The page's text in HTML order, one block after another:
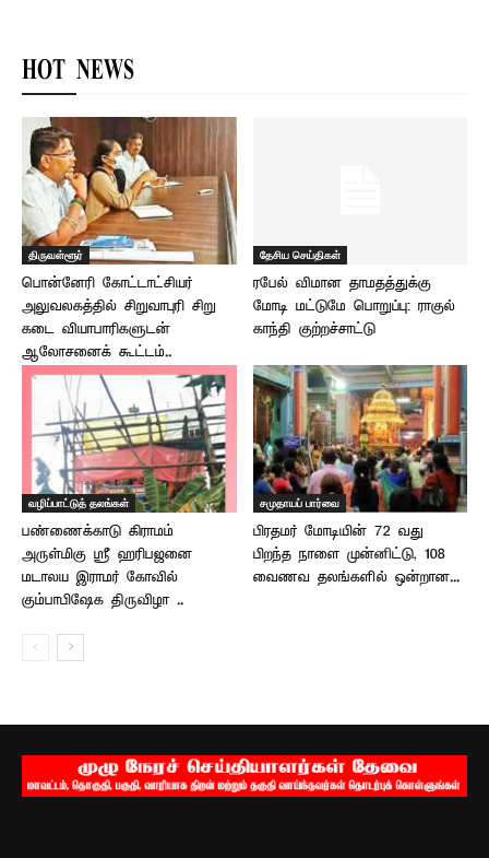
HOT NEWS
திருவள்ளூர்
பொன்னேரி கோட்டாட்சியர்
அலுவலகத்தில் சிறுவாபுரி சிறு
கடை வியாபாரிகளுடன்
ஆலோசனைக் கூட்டம்..
தேசிய செய்திகள்
ரபேல் விமான தாமதத்துக்கு
மோடி மட்டுமே பொறுப்பு: ராகுல்
காந்தி குற்றச்சாட்டு
வழிப்பாட்டுத் தலங்கள்
பண்ணைக்காடு கிராமம்
அருள்மிகு ஸ்ரீ ஹரிபஜனை
மடாலய இராமர் கோவில்
கும்பாபிஷேக திருவிழா ..
சமுதாயப் பார்வை
பிரதமர் மோடியின் 72 வது
பிறந்த நாளை முன்னிட்டு, 108
வைணவ தலங்களில் ஒன்றான...